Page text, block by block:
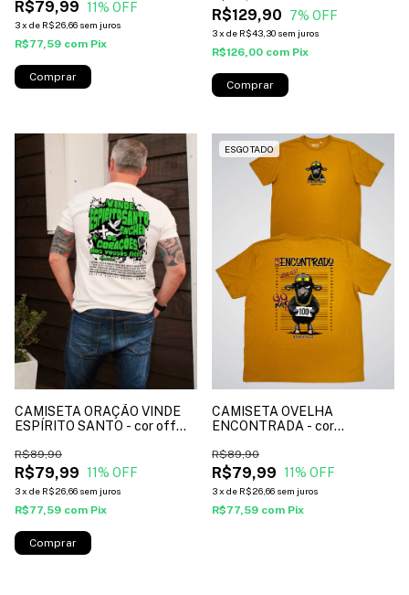
R$79,99 11% OFF
3x de R$26,66 sem juros
R$77,59 com Pix
Comprar
R$129,90 7% OFF
3x de R$43,30 sem juros
R$126,00 com Pix
Comprar
CAMISETA ORAÇÃO VINDE
ESPÍRITO SANTO - cor off
R$79,99
R$89,90
11% OFF
3x de R$26,66 sem juros
R$77,59 com Pix
Comprar
ESGOTADO
CAMISETA OVELHA
ENCONTRADA - cor
R$79,99
R$89,90
11% OFF
3x de R$26,66 sem juros
R$77,59 com Pix